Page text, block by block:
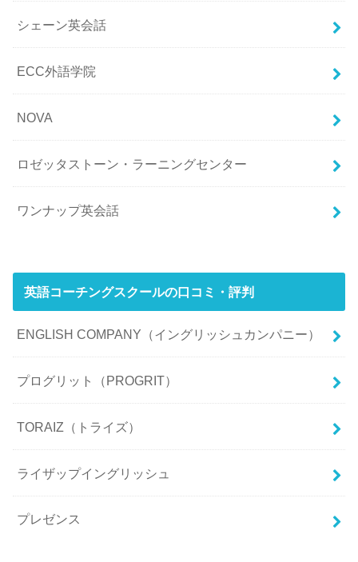
シェーン英会話
ECC外語学院
NOVA
ロゼッタストーン・ラーニングセンター
ワンナップ英会話
英語コーチングスクールの口コミ・評判
ENGLISH COMPANY（イングリッシュカンパニー）
プログリット（PROGRIT）
TORAIZ（トライズ）
ライザップイングリッシュ
プレゼンス